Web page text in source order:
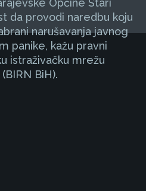
Općine Stari
da provodi naredbu koju
narušavanja javnog
panike, kažu pravni
istraživačku mrežu
BiH).